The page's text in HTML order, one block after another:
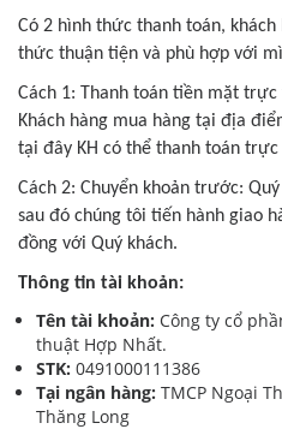
Có 2 hình thức thanh toán,
thức thuận tiện và phù hợp với
Cách 1: Thanh toán tiền mặt
Khách hàng mua hàng tại địa
tại đây KH có thể thanh toán trực
Cách 2: Chuyển khoản trước:
sau đó chúng tôi tiến hành giao
đồng với Quý khách.
Thông tin tài khoản:
Tên tài khoản: Công ty cổ
thuật Hợp Nhất.
STK: 0491000111386
Tại ngân hàng: TMCP Ngoại
Thăng Long